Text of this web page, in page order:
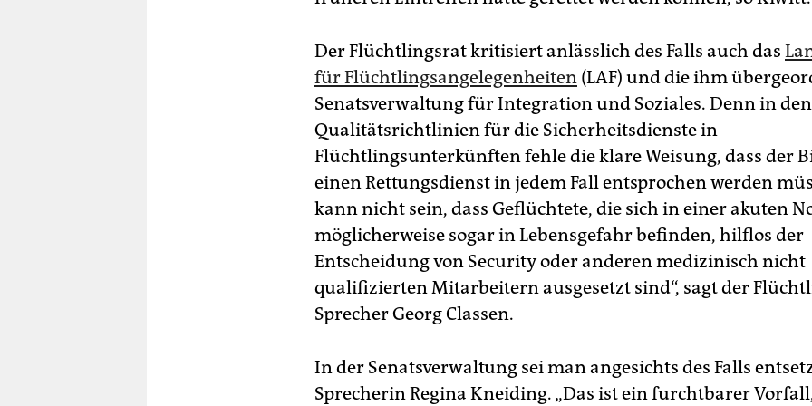
Der Flüchtlingsrat kritisiert anlässlich des Falls auch das
für Flüchtlingsangelegenheiten (LAF) und die ihm
Senatsverwaltung für Integration und Soziales. Denn in den
Qualitätsrichtlinien für die Sicherheitsdienste in
Flüchtlingsunterkünften fehle die klare Weisung, dass der
einen Rettungsdienst in jedem Fall entsprochen werden
kann nicht sein, dass Geflüchtete, die sich in einer akuten
möglicherweise sogar in Lebensgefahr befinden, hilflos der
Entscheidung von Security oder anderen medizinisch nicht
qualifizierten Mitarbeitern ausgesetzt sind“, sagt der
Sprecher Georg Classen.
In der Senatsverwaltung sei man angesichts des Falls
Sprecherin Regina Kneiding. „Das ist ein furchtbarer